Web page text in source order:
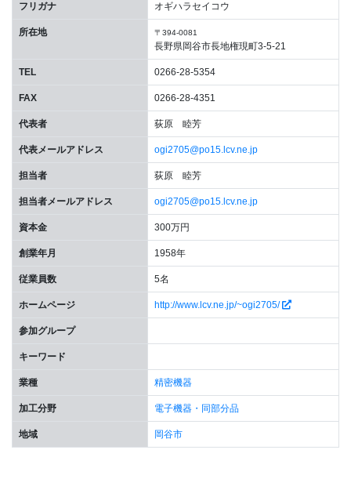
フリガナ オギハラセイコウ
所在地 〒394-0081
長野県岡谷市長地権現町3-5-21
TEL 0266-28-5354
FAX 0266-28-4351
代表者 荻原 睦芳
代表メールアドレス ogi2705@po15.lcv.ne.jp
担当者 荻原 睦芳
担当者メールアドレス ogi2705@po15.lcv.ne.jp
資本金 300万円
創業年月 1958年
従業員数 5名
ホームページ http://www.lcv.ne.jp/~ogi2705/
参加グループ
キーワード
業種 精密機器
加工分野 電子機器・同部分品
地域 岡谷市